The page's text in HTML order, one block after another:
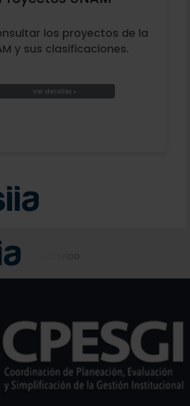
los proyectos de la
y sus clasificaciones.
Ver detalles »
O